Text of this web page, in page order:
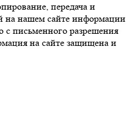
передача и
на нашем сайте информации
с письменного разрешения
на сайте защищена и